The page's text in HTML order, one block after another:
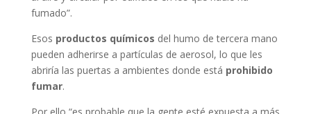
fumado”.
Esos productos químicos del humo de tercera mano
pueden adherirse a partículas de aerosol, lo que les
abriría las puertas a ambientes donde está prohibido
fumar.